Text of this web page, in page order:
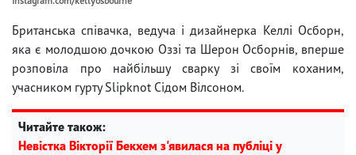
Британська співачка, ведуча і дизайнерка Келлі Осборн,
яка є молодшою ​​дочкою Оззі та Шерон Осборнів, вперше
розповіла про найбільшу сварку зі своїм коханим,
учасником гурту Slipknot Сідом Вілсоном.
Читайте також:
Невістка Вікторії Бекхем з'явилася на публіці у